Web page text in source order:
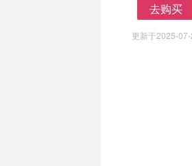
去购买
更新于2025-